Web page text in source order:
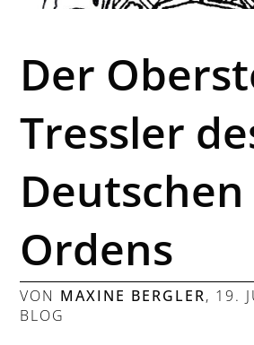
Der
Tressler
Deutschen
Ordens
VON MAXINE BERGLER, 19.
BLOG